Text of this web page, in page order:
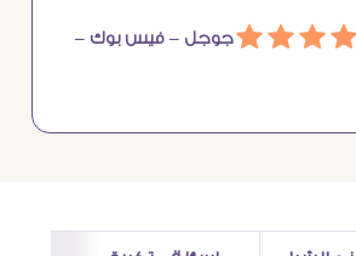
جوجل – فيس بوك –